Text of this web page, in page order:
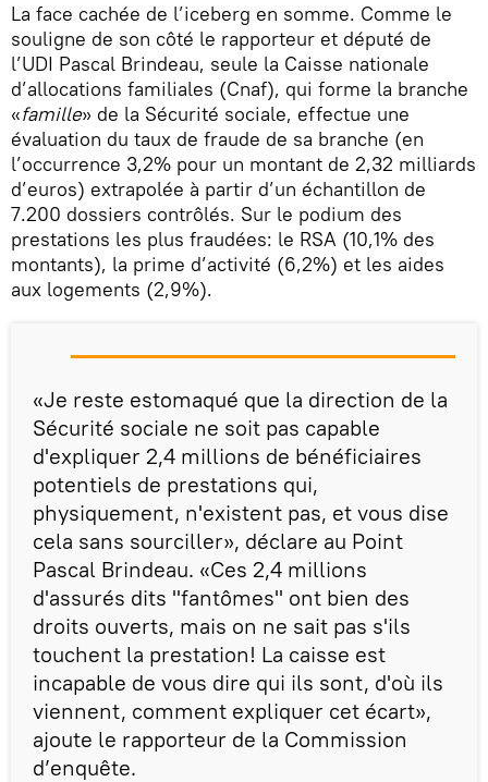
La face cachée de l’iceberg en somme. Comme le
souligne de son côté le rapporteur et député de
l’UDI Pascal Brindeau, seule la Caisse nationale
d’allocations familiales (Cnaf), qui forme la branche
«famille» de la Sécurité sociale, effectue une
évaluation du taux de fraude de sa branche (en
l’occurrence 3,2% pour un montant de 2,32 milliards
d’euros) extrapolée à partir d’un échantillon de
7.200 dossiers contrôlés. Sur le podium des
prestations les plus fraudées: le RSA (10,1% des
montants), la prime d’activité (6,2%) et les aides
aux logements (2,9%).
«Je reste estomaqué que la direction de la
Sécurité sociale ne soit pas capable
d'expliquer 2,4 millions de bénéficiaires
potentiels de prestations qui,
physiquement, n'existent pas, et vous dise
cela sans sourciller», déclare au Point
Pascal Brindeau. «Ces 2,4 millions
d'assurés dits "fantômes" ont bien des
droits ouverts, mais on ne sait pas s'ils
touchent la prestation! La caisse est
incapable de vous dire qui ils sont, d'où ils
viennent, comment expliquer cet écart»,
ajoute le rapporteur de la Commission
d’enquête.